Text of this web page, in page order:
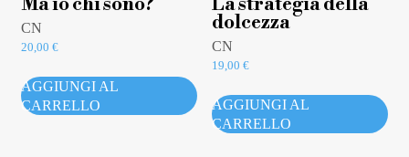
CN
20,00 €
AGGIUNGI AL
CARRELLO
dolcezza
CN
19,00€
AGGIUNGI AL
CARRELLO